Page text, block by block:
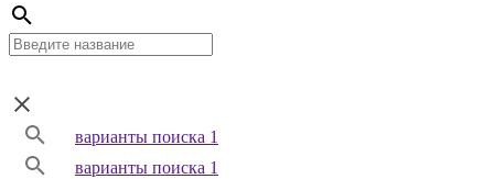
варианты поиска 1
варианты поиска 1